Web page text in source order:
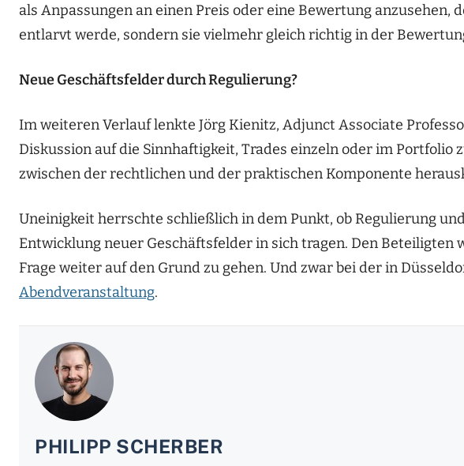
als Anpassungen an einen Preis oder eine Bewertung anzusehen,
entlarvt werde, sondern sie vielmehr gleich richtig in der
Neue Geschäftsfelder durch Regulierung?
Im weiteren Verlauf lenkte Jörg Kienitz, Adjunct Associate
Diskussion auf die Sinnhaftigkeit, Trades einzeln oder im Portfolio
zwischen der rechtlichen und der praktischen Komponente
Uneinigkeit herrschte schließlich in dem Punkt, ob Regulierung
Entwicklung neuer Geschäftsfelder in sich tragen. Den Beteiligten
Frage weiter auf den Grund zu gehen. Und zwar bei der in
Abendveranstaltung.
PHILIPP SCHERBER